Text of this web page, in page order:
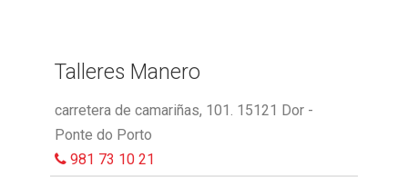
Talleres Manero
carretera de camariñas, 101. 15121 Dor -
Ponte do Porto
981 73 10 21